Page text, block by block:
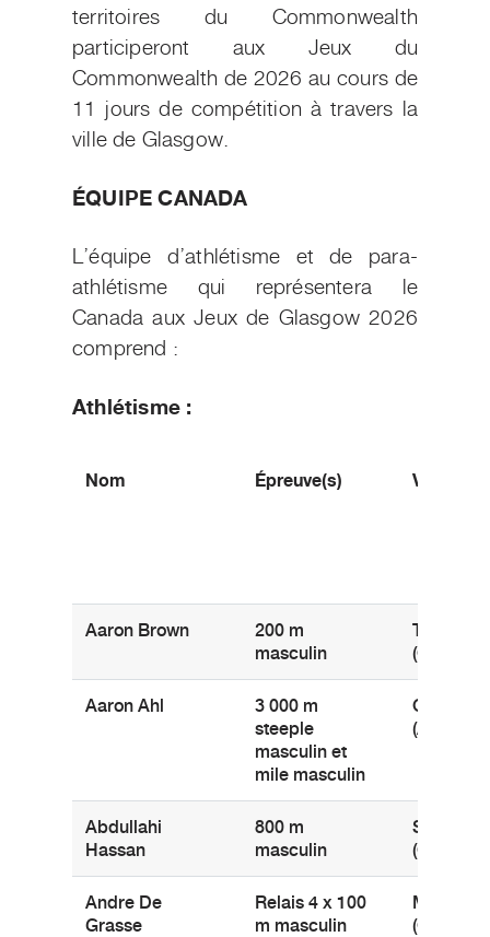
territoires du Commonwealth
participeront aux Jeux du
Commonwealth de 2026 au cours de
11 jours de compétition à travers la
ville de Glasgow.
ÉQUIPE CANADA
L’équipe d’athlétisme et de para-
athlétisme qui représentera le
Canada aux Jeux de Glasgow 2026
comprend :
Athlétisme :
Nom Épreuve(s) Ville
Aaron Brown
200 m
masculin
Toronto
(Ontario)
Aaron Ahl
3 000 m
steeple
masculin et
mile masculin
Calgary
(Alberta)
Abdullahi
Hassan
800 m
masculin
(Ontario)
Andre De
Grasse
Relais 4 x 100
m masculin
Markham
(Ontario)